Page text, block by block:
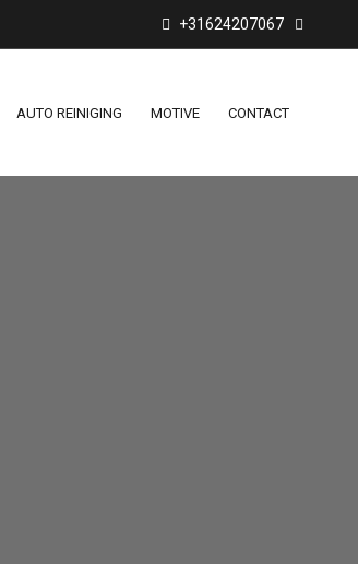
+31624207067
AUTO REINIGING MOTIVE CONTACT